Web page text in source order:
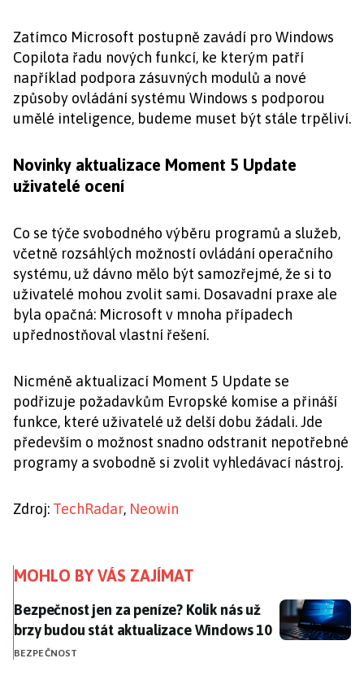
Zatímco Microsoft postupně zavádí pro Windows
Copilota řadu nových funkcí, ke kterým patří
například podpora zásuvných modulů a nové
způsoby ovládání systému Windows s podporou
umělé inteligence, budeme muset být stále trpěliví.
Novinky aktualizace Moment 5 Update
uživatelé ocení
Co se týče svobodného výběru programů a služeb,
včetně rozsáhlých možností ovládání operačního
systému, už dávno mělo být samozřejmé, že si to
uživatelé mohou zvolit sami. Dosavadní praxe ale
byla opačná: Microsoft v mnoha případech
upřednostňoval vlastní řešení.
Nicméně aktualizací Moment 5 Update se
podřizuje požadavkům Evropské komise a přináší
funkce, které uživatelé už delší dobu žádali. Jde
především o možnost snadno odstranit nepotřebné
programy a svobodně si zvolit vyhledávací nástroj.
Zdroj: TechRadar, Neowin
MOHLO BY VÁS ZAJÍMAT
Bezpečnost jen za peníze? Kolik nás už brzy budou
Bezpečnost jen za peníze? Kolik nás už
brzy budou stát aktualizace Windows 10
BEZPEČNOST